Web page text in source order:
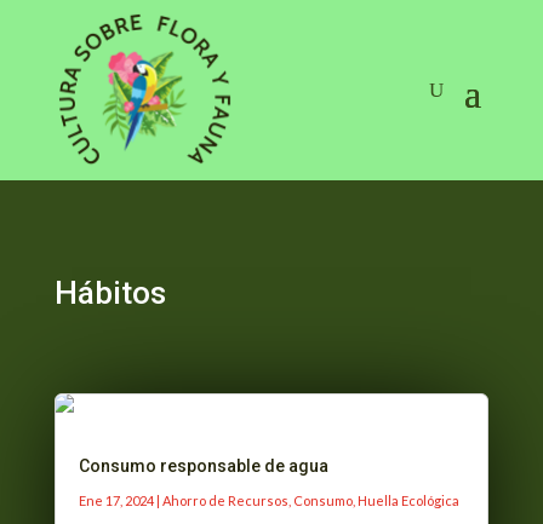
Hábitos
Consumo responsable de agua
Ene 17, 2024| Ahorro de Recursos Consumo, Huella Ecológica